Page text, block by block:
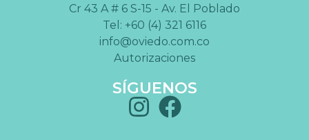
Cr 43 A # 6 S-15 - Av. El Poblado
Tel: +60 (4) 321 6116
info@oviedo.com.co
Autorizaciones
SÍGUENOS